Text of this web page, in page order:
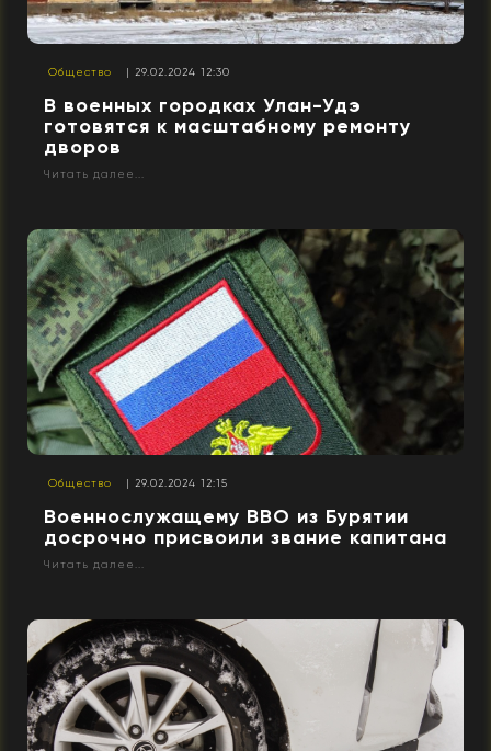
Общество | 29.02.2024 12:30
В военных городках Улан-Удэ
готовятся к масштабному ремонту
дворов
Читать далее...
Общество | 29.02.2024 12:15
Военнослужащему ВВО из Бурятии
досрочно присвоили звание капитана
Читать далее...